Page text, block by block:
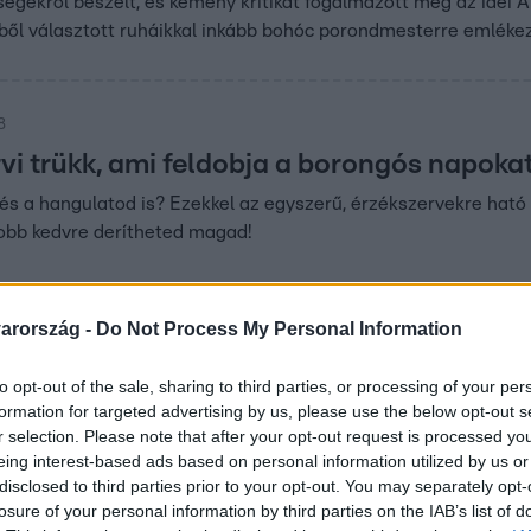
- Do Not Process My Personal Information
opt-out of the sale, sharing to third parties, or processing of your
for targeted advertising by us, please use the below opt-out
selection. Please note that after your opt-out request is processed
interest-based ads based on personal information utilized by us
to third parties prior to your opt-out. You may separately
of your personal information by third parties on the IAB’s list of
választott ruháikkal inkább bohóc porondmesterre
trükk, ami feldobja a borongós
a hangulatod is? Ezekkel az egyszerű, érzékszervekre
kedvre derítheted magad!
illata? – Héder Ildikó válaszol
a hangulatunkat befolyásolják, hanem képesek
szerint az édes, játékos illatjegyek, mint a vanília, mandula
illatokkal találkozhatunk még a parfümériákban, és